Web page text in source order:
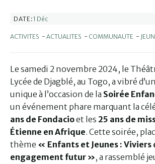
DATE:1 Déc
ACTIVITES - ACTUALITES - COMMUNAUTE -
Le samedi 2 novembre 2024, le
Lycée de Djagblé, au Togo, a vibré
unique à l’occasion de la Soirée
un événement phare marquant la
ans de Fondacioet les 25 ans de
Étienne en Afrique. Cette soirée,
thème « Enfants et Jeunes : Viviers
engagement futur », a rassemblé